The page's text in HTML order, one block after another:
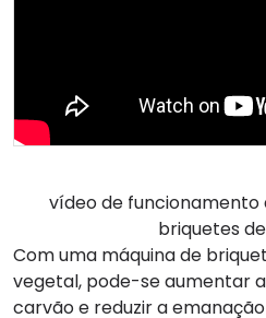
vídeo de funcionamento
briquetes
Com uma máquina de
vegetal, pode-se aumentar
carvão e reduzir a